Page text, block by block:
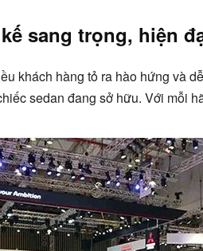
sang trọng, hiện
khách hàng tỏ ra hào hứng và
sedan đang sở hữu. Với mỗi